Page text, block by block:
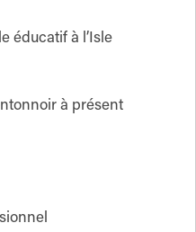
éducatif à l’Isle
à présent